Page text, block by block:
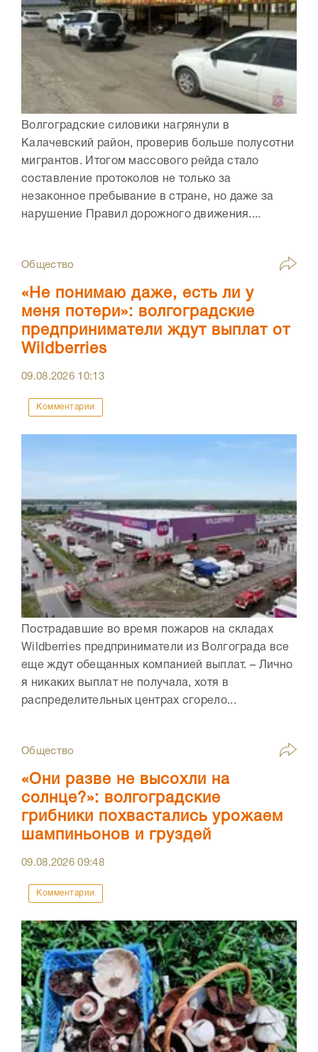
Волгоградские силовики нагрянули в
Калачевский район, проверив больше полусотни
мигрантов. Итогом массового рейда стало
составление протоколов не только за
незаконное пребывание в стране, но даже за
нарушение Правил дорожного движения....
Общество
«Не понимаю даже, есть ли у
меня потери»: волгоградские
предприниматели ждут выплат от
Wildberries
09.08.2026 10:13
Комментарии
Пострадавшие во время пожаров на складах
Wildberries предприниматели из Волгограда все
еще ждут обещанных компанией выплат. – Лично
я никаких выплат не получала, хотя в
распределительных центрах сгорело...
Общество
«Они разве не высохли на
солнце?»: волгоградские
грибники похвастались урожаем
шампиньонов и груздей
09.08.202609:48
Комментарии